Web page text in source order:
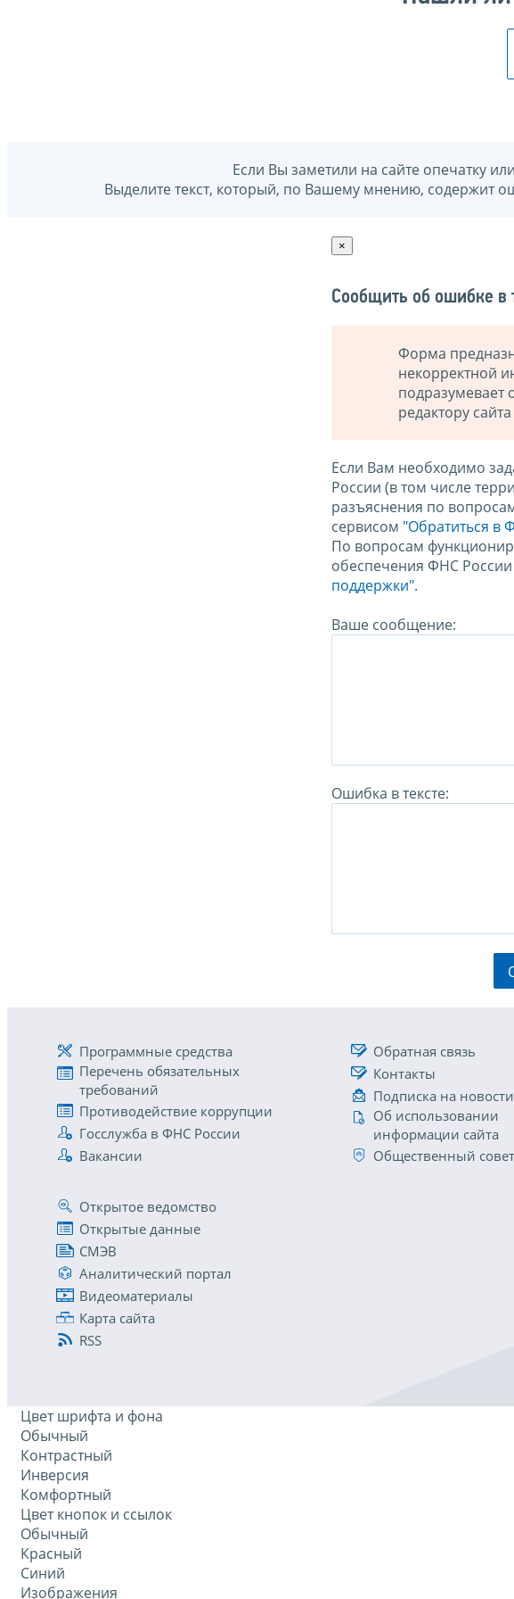
Если Вы заметили на сайте опечатку
Выделите текст, который, по Вашему мнению, содержит
×
Сообщить об ошибке в
Форма
некорректной
подразумевает
редактору
Если Вам необходимо
России (в том числе
разъяснения по
сервисом "Обратиться в
По вопросам
обеспечения ФНС
поддержки".
Ваше сообщение:
Ошибка в тексте:
Программные средства
Перечень обязательных
требований
Противодействие коррупции
Госслужба в ФНС России
Вакансии
Обратная связь
Контакты
Подписка на новости
Об использовании
информации сайта
Общественный совет
Открытое ведомство
Открытые данные
СМЭВ
Аналитический портал
Видеоматериалы
Карта сайта
RSS
Цвет шрифта и фона
Обычный
Контрастный
Инверсия
Комфортный
Цвет кнопок и ссылок
Обычный
Красный
Синий
Изображения